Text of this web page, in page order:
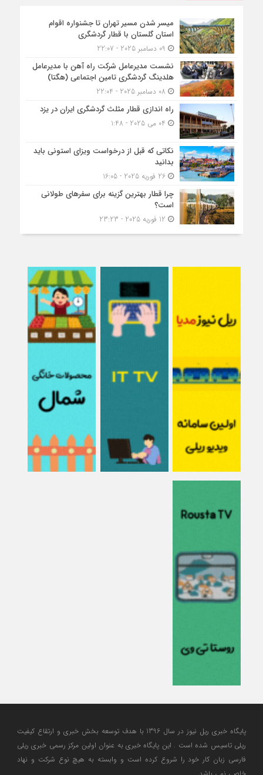
میسر شدن مسیر تهران تا جشنواره اقوام
استان گلستان با قطار گردشگری
نشست مدیرعامل شرکت راه آهن با مدیرعامل
هلدینگ گردشگری تامین اجتماعی (هگتا)
راه اندازی قطار مثلث گردشگری ایران در یزد
نکاتی که قبل از درخواست ویزای استونی باید
بدانید
26 فوریه 2025 - 16:05
چرا قطار بهترین گزینه برای سفرهای طولانی
است؟
پایگاه خبری ریل نیوز در سال 1396 با هدف توسعه بخش خبری و ارتقاع کیفیت
ریلی تاسیس شده است . این پایگاه خبری به عنوان اولین مرکز رسمی خبری ریلی
فارسی زبان کار خود را شروع کرده است و وابسته به هیچ نوع شرکت و نهاد